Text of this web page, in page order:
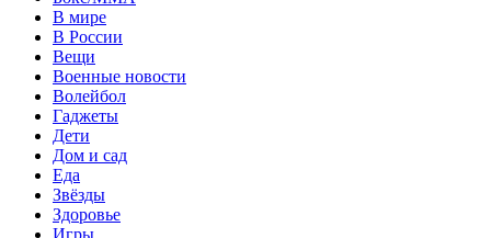
В мире
В России
Вещи
Военные новости
Волейбол
Гаджеты
Дети
Дом и сад
Еда
Звёзды
Здоровье
Игры